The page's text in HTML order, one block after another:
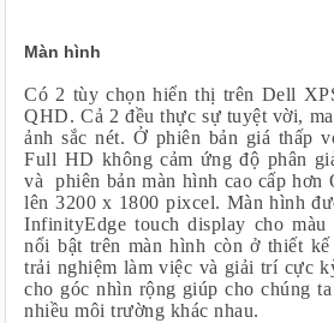
Màn hình
Có 2 tùy chọn hiển thị trên Dell
QHD. Cả 2 đều thực sự tuyệt vời,
ảnh sắc nét. Ở phiên bản giá thấp
Full HD không cảm ứng độ phân
và phiên bản màn hình cao cấp hơn
lên 3200 x 1800 pixcel. Màn hình
InfinityEdge touch display cho
nổi bật trên màn hình còn ở thiết kế
trải nghiệm làm việc và giải trí cực
cho góc nhìn rộng giúp cho chúng
nhiều môi trường khác nhau.